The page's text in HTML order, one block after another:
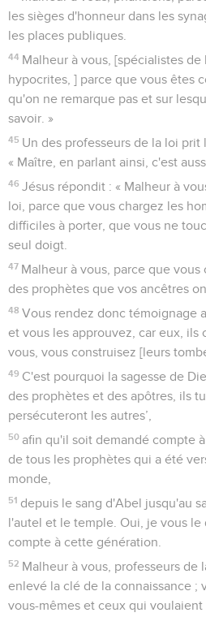
les sièges d'honneur dans les
les places publiques.
44 Malheur à vous, [spécialistes
hypocrites, ] parce que vous êtes
qu'on ne remarque pas et sur
savoir. »
45 Un des professeurs de la loi prit
« Maître, en parlant ainsi, c'est
46 Jésus répondit : « Malheur à
loi, parce que vous chargez les
difficiles à porter, que vous ne
seul doigt.
47 Malheur à vous, parce que
des prophètes que vos ancêtres
48 Vous rendez donc témoignage
et vous les approuvez, car eux, ils
vous, vous construisez [leurs
49 C'est pourquoi la sagesse de
des prophètes et des apôtres, ils
persécuteront les autres’,
50 afin qu'il soit demandé compte
de tous les prophètes qui a été
monde,
51 depuis le sang d'Abel jusqu'au
l'autel et le temple. Oui, je vous le
compte à cette génération.
52 Malheur à vous, professeurs de
enlevé la clé de la connaissance ;
vous-mêmes et ceux qui